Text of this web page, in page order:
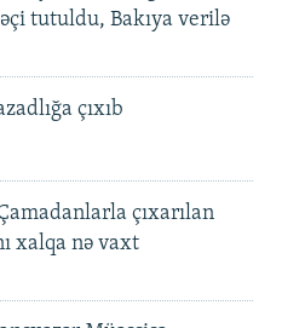
tutuldu, Bakıya verilə
çıxıb
çıxarılan
xalqa nə vaxt